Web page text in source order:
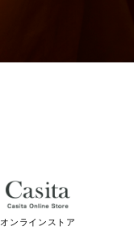
オンラインストア